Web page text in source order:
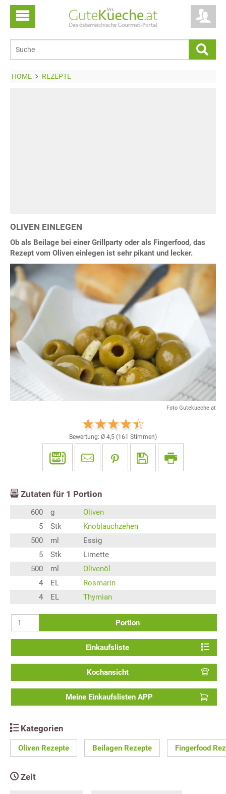
HOME REZEPTE
OLIVEN EINLEGEN
Ob als Beilage bei einer Grillparty oder als Fingerfood, das
Rezept vom Oliven einlegen ist sehr pikant und lecker.
Foto Gutekueche.at
Bewertung: Ø 4,5 (161 Stimmen)
Zutaten für 1 Portion
600 g
Oliven
5
Stk
Knoblauchzehen
500
ml
Essig
5
Stk
Limette
500
ml
Olivenöl
4
EL
Rosmarin
4
EL Thymian
Portion
Einkaufsliste
Kochansicht
Meine Einkaufslisten APP
Kategorien
Oliven Rezepte Beilagen Rezepte Fingerfood
Zeit